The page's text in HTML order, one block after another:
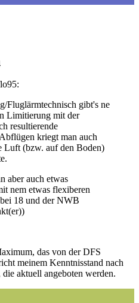
Fluglärmtechnisch gibt's ne
Limitierung mit der
resultierende
kriegt man auch
Luft (bzw. auf den Boden)
aber auch etwas
nem etwas flexiberen
18 und der NWB
das von der DFS
meinem Kenntnisstand nach
aktuell angeboten werden.